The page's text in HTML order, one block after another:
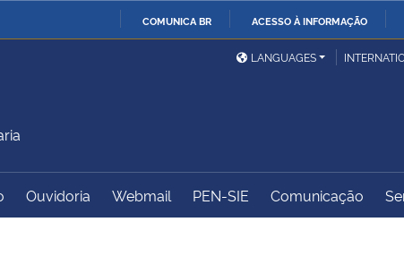
COMUNICA BR ACESSO À INFORMAÇÃO
Ministério da Defesa
Ministério das Relações
Exteriores
Ministério do
Controladoria-Geral da
LANGUAGES
Ouvidoria Webmail PEN-SIE Comunicação